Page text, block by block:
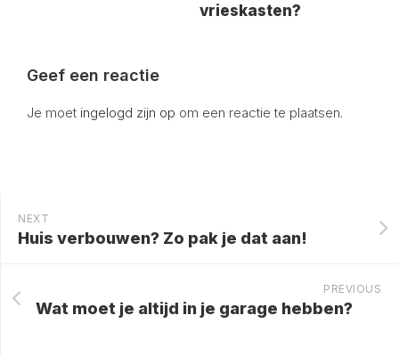
vrieskasten?
Geef een reactie
Je moet ingelogd zijn op om een reactie te plaatsen.
NEXT
Huis verbouwen? Zo pak je dat aan!
PREVIOUS
Wat moet je altijd in je garage hebben?